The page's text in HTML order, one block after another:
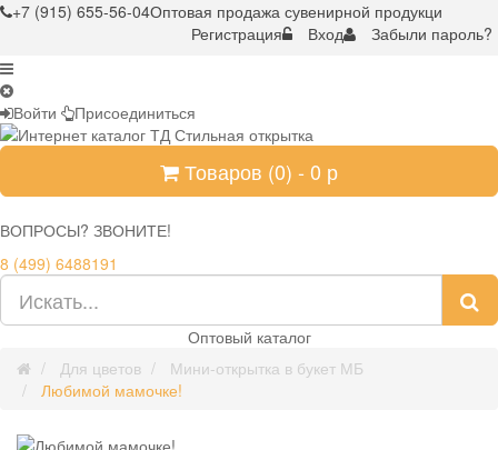
+7 (915) 655-56-04Оптовая продажа сувенирной продукци
Регистрация
Вход Забыли пароль?
Войти Присоединиться
Товаров (0) - 0 р
ВОПРОСЫ? ЗВОНИТЕ!
8 (499) 6488191
Оптовый каталог
Для цветов
Мини-открытка в букет МБ
Любимой мамочке!